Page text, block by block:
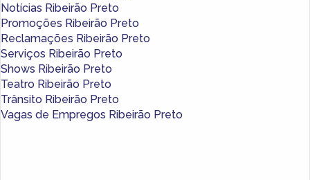
Notícias Ribeirão Preto
Promoções Ribeirão Preto
Reclamações Ribeirão Preto
Serviços Ribeirão Preto
Shows Ribeirão Preto
Teatro Ribeirão Preto
Trânsito Ribeirão Preto
Vagas de Empregos Ribeirão Preto